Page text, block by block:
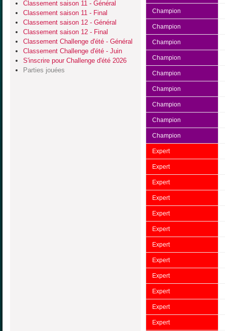
Classement saison 11 - Général
Classement saison 11 - Final
Classement saison 12 - Général
Classement saison 12 - Final
Classement Challenge d'été - Général
Classement Challenge d'été - Juin
S'inscrire pour Challenge d'été 2026
Parties jouées
Champion
Champion
Champion
Champion
Champion
Champion
Champion
Champion
Champion
Expert
Expert
Expert
Expert
Expert
Expert
Expert
Expert
Expert
Expert
Expert
Expert